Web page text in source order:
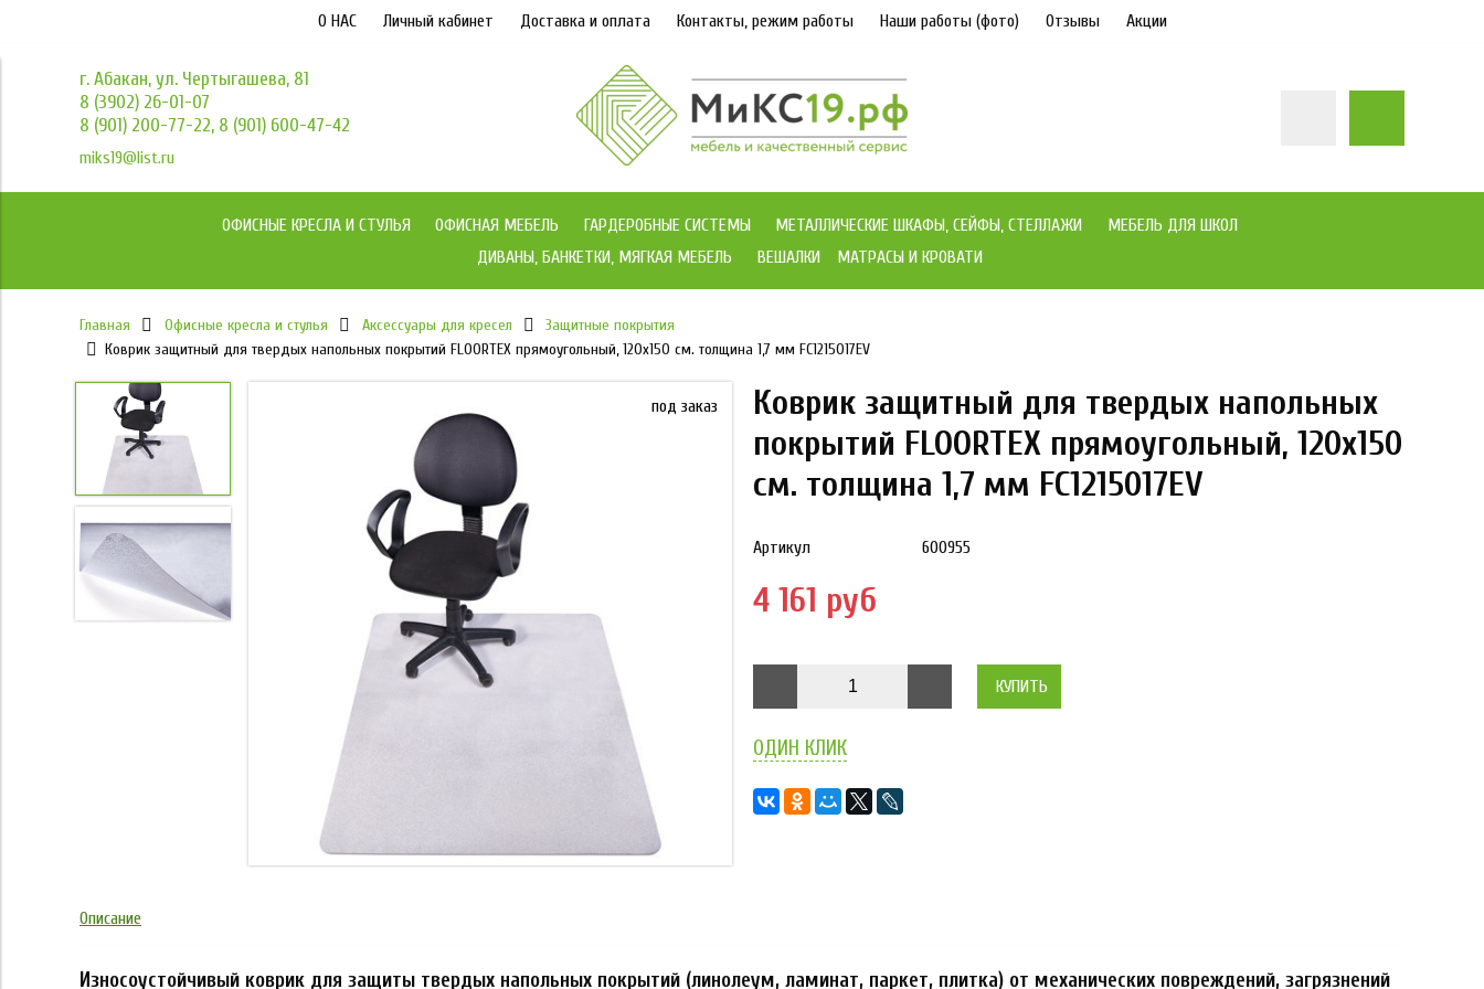
О НАС Личный кабинет Доставка и оплата Контакты, режим работы Наши работы (фото) Отзывы Акции
г. Абакан, ул. Чертыгашева, 81
8 (3902) 26-01-07
8 (901) 200-77-22, 8 (901) 600-47-42
miks19@list.ru
ОФИСНЫЕ КРЕСЛА И СТУЛЬЯ ОФИСНАЯ МЕБЕЛЬ ГАРДЕРОБНЫЕ СИСТЕМЫ МЕТАЛЛИЧЕСКИЕ ШКАФЫ, СЕЙФЫ, СТЕЛЛАЖИ
МЕБЕЛЬ ДЛЯ ШКОЛ
ДИВАНЫ, БАНКЕТКИ, МЯГКАЯ МЕБЕЛЬ
ВЕШАЛКИ МАТРАСЫ И КРОВАТИ
Главная Офисные кресла и стулья Аксессуары для кресел
Защитные покрытия
Коврик защитный для твердых напольных покрытий FLOORTEX прямоугольный, 120х150 см. толщина 1,7 мм FC1215017EV
под заказ под заказ
Коврик защитный для твердых напольных
покрытий FLOORTEX прямоугольный, 120х150
см. толщина 1,7 мм FC1215017EV
Артикул 600955
4 161 руб
КУПИТЬ
ОДИН КЛИК
Описание
Износоустойчивый коврик для защиты твердых напольных покрытий (линолеум, ламинат, паркет, плитка) от механических повреждений, загрязнений